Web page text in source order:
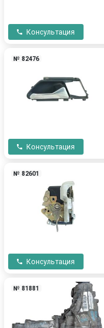
Консультация
№ 82476
Консультация
№ 82601
Консультация
№ 81881